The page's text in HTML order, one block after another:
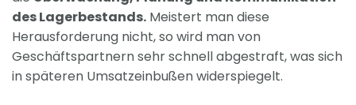
des Lagerbestands. Meistert man diese
Herausforderung nicht, so wird man von
Geschäftspartnern sehr schnell abgestraft, was sich
in späteren Umsatzeinbußen widerspiegelt.